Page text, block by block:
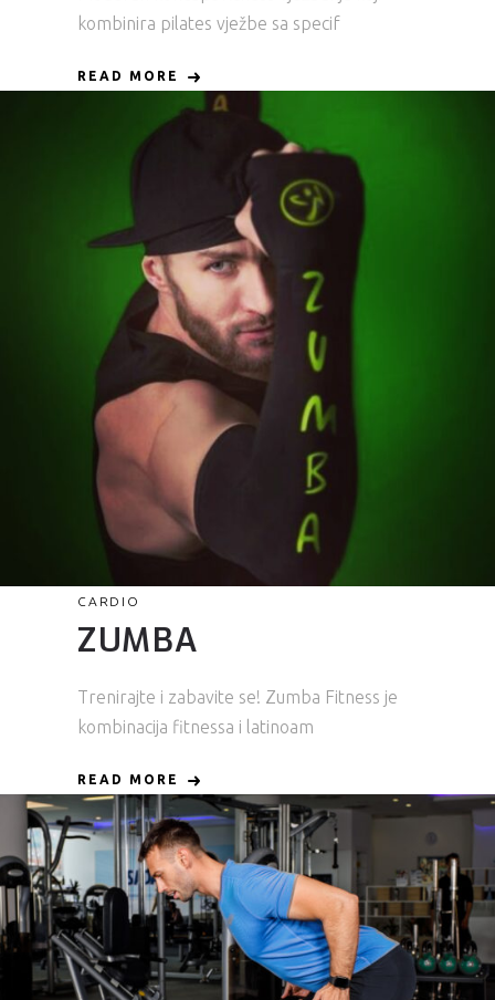
kombinira pilates vježbe sa specif
READ MORE
CARDIO
ZUMBA
Trenirajte i zabavite se! Zumba Fitness je
kombinacija fitnessa i latinoam
READ MORE